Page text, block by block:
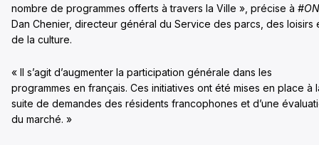
nombre de programmes offerts à travers la Ville », précise à
Dan Chenier, directeur général du Service des parcs, des loisirs
de la culture.
« Il s’agit d’augmenter la participation générale dans les
programmes en français. Ces initiatives ont été mises en place à
suite de demandes des résidents francophones et d’une
du marché. »